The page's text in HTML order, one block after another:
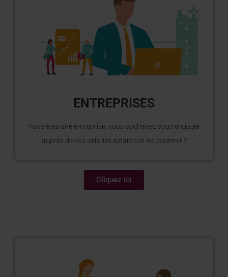
ENTREPRISES
Vous êtes une entreprise, vous souhaitez vous engager
auprès de vos salariés aidants et les soutenir ?
Cliquez ici